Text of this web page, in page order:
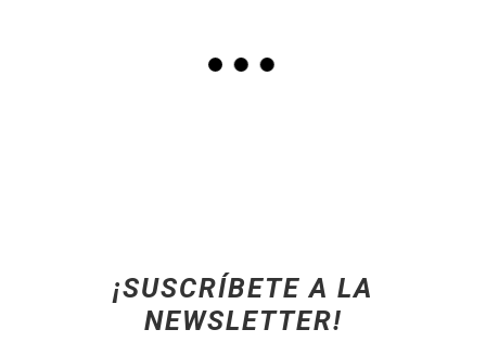
¡SUSCRÍBETE A LA
NEWSLETTER!